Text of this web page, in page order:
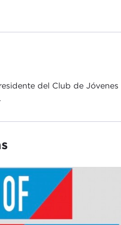
del Club de Jóvenes